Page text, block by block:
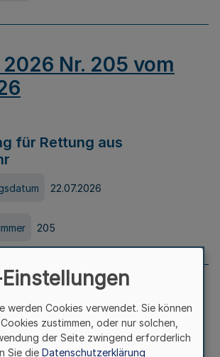
2026 Nr. 205 vom
für Rettung aus
22.07.2026
205
2026 Nr. 204 vom
werden Cookies verwendet. Sie können
zustimmen, oder nur solchen,
der Seite zwingend erforderlich
Sie die Datenschutzerklärung